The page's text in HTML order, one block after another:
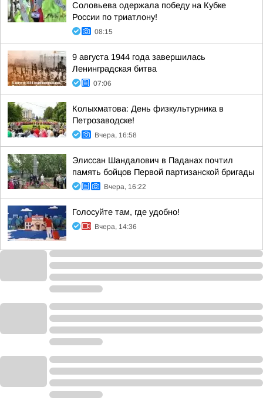
Соловьева одержала победу на Кубке
России по триатлону!
08:15
9 августа 1944 года завершилась
Ленинградская битва
07:06
Колыхматова: День физкультурника в
Петрозаводске!
Вчера, 16:58
Элиссан Шандалович в Паданах почтил
память бойцов Первой партизанской бригады
Вчера, 16:22
Голосуйте там, где удобно!
Вчера, 14:36